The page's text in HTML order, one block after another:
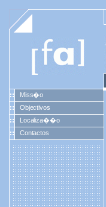
Miss�o
Objectivos
Localiza��o
Contactos